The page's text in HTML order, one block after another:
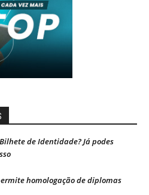
de Identidade? Já podes
homologação de diplomas